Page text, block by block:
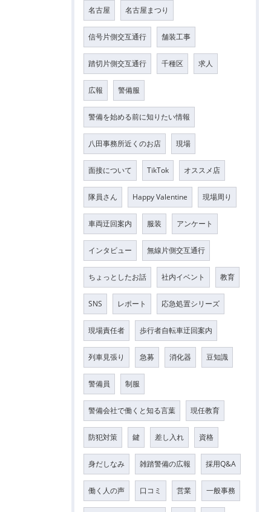
名古屋 名古屋まつり
信号片側交互通行 舗装工事
踏切片側交互通行 千種区 求人
広報 警備服
警備を始める前に知りたい情報
八田事務所近くのお店 現場
面接について TikTok オススメ店
隊員さん Happy Valentine 現場周り
車両迂回案内 服装 アンケート
インタビュー 無線片側交互通行
ちょっとしたお話 社内イベント 教育
SNS レポート 応急処置シリーズ
現場責任者 歩行者自転車迂回案内
列車見張り 急募 消化器 豆知識
警備員 制服
警備会社で働くと知る言葉 現任教育
防犯対策 鍵 差し入れ 資格
身だしなみ 雑踏警備の広報 採用Q&A
働く人の声 口コミ 営業 一般事務